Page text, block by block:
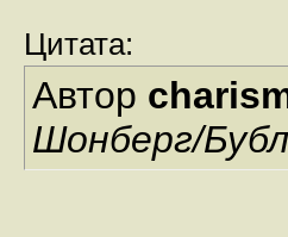
Цитата:
Автор
Шонберг/